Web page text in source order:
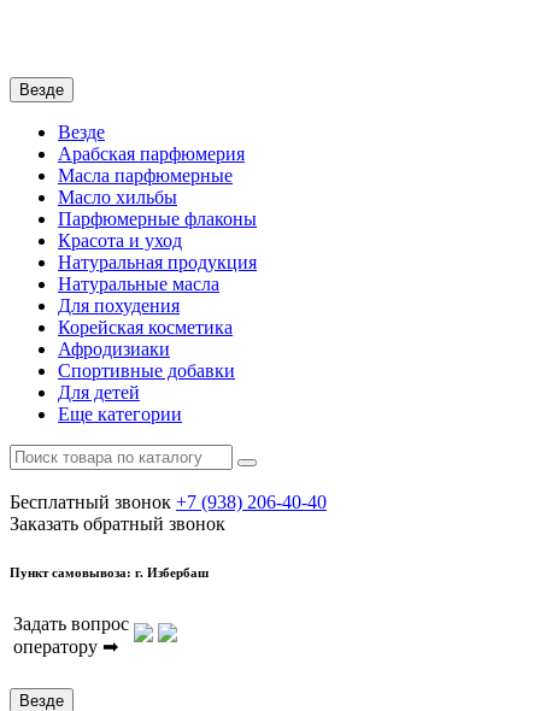
Везде
Везде
Арабская парфюмерия
Масла парфюмерные
Масло хильбы
Парфюмерные флаконы
Красота и уход
Натуральная продукция
Натуральные масла
Для похудения
Корейская косметика
Афродизиаки
Спортивные добавки
Для детей
Еще категории
Бесплатный звонок +7 (938) 206-40-40
Заказать обратный звонок
Пункт самовывоза: г. Избербаш
Задать вопрос
оператору ➡
Везде